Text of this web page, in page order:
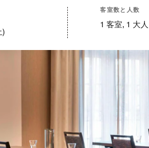
)
客室数と人数
1 客室, 1 大人